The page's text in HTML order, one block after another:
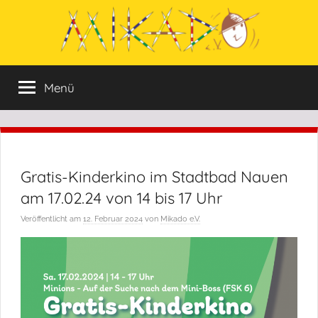
Mikado
e:V.
wurde
im
Menschen
Menü
Gratis-Kinderkino im Stadtbad Nauen
am 17.02.24 von 14 bis 17 Uhr
Veröffentlicht am 12. Februar 2024von Mikado e.V.